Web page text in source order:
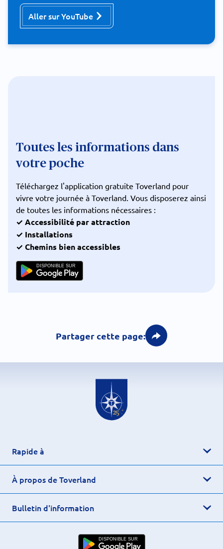
Aller sur YouTube
Toutes les informations dans
votre poche
Téléchargez l'application gratuite Toverland pour
vivre votre journée à Toverland. Vous disposerez ainsi
de toutes les informations nécessaires :
✓ Accessibilité par attraction
✓ Installations
✓ Chemins bien accessibles
DISPONIBLE SUR
Partager cette page:
Rapide à
À propos de Toverland
Bulletin d'information
DISPONIBLE SUR